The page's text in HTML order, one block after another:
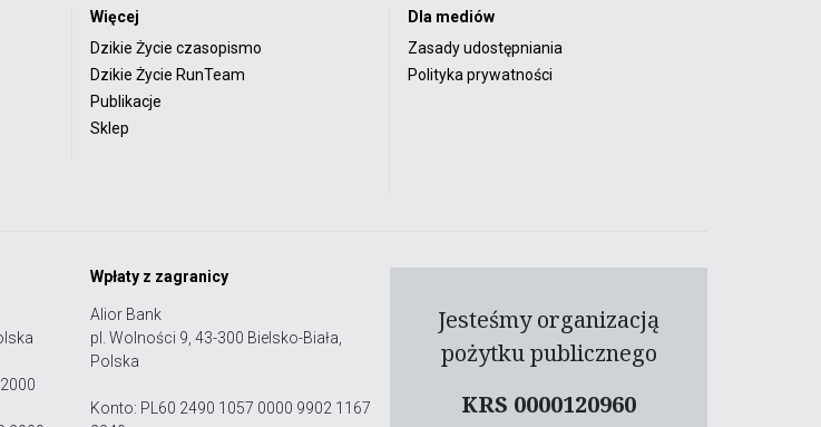
Więcej
Dzikie Życie czasopismo
Dzikie Życie RunTeam
Publikacje
Sklep
Dla mediów
Zasady udostępniania
Polityka prywatności
Wpłaty z zagranicy
Alior Bank
pl. Wolności 9, 43-300 Bielsko-Biała,
Polska
Konto: PL60 2490 1057 0000 9902 1167
Jesteśmy organizacją
pożytku publicznego
KRS 0000120960